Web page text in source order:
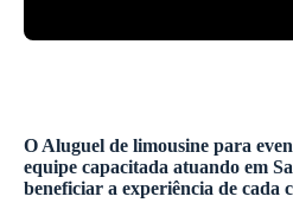
O Aluguel de limousine para
equipe capacitada atuando em
beneficiar a experiência de cada